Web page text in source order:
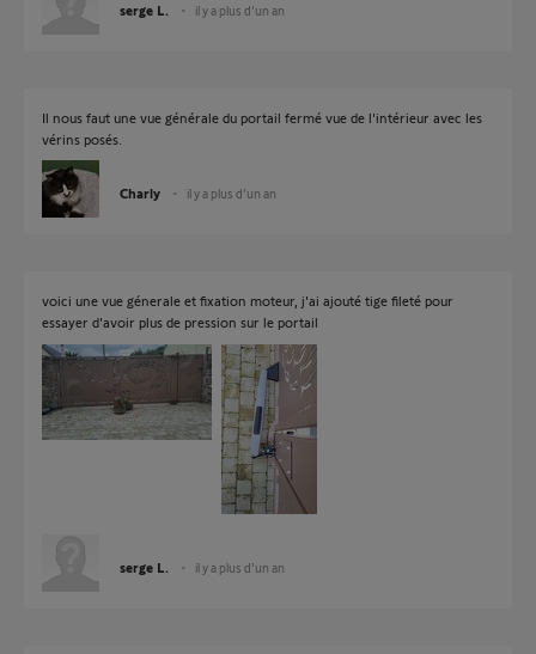
serge L. il y a plus d'un an
Il nous faut une vue générale du portail fermé vue de l'intérieur avec les
vérins posés.
Charly il y a plus d'un an
voici une vue génerale et fixation moteur, j'ai ajouté tige fileté pour
essayer d'avoir plus de pression sur le portail
serge L. il y a plus d'un an